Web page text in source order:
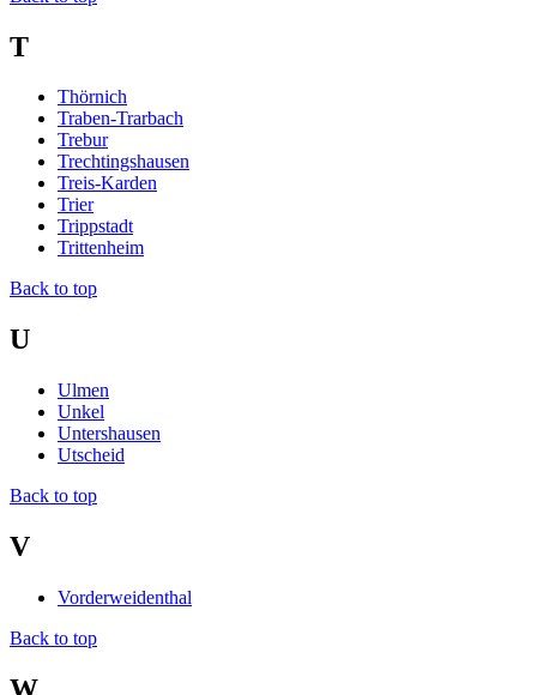
T
Thörnich
Traben-Trarbach
Trebur
Trechtingshausen
Treis-Karden
Trier
Trippstadt
Trittenheim
Back to top
U
Ulmen
Unkel
Untershausen
Utscheid
Back to top
V
Vorderweidenthal
Back to top